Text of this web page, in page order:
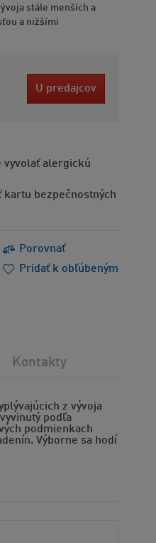
stále menších a
a nižšími
U predajcov
vyvolať alergickú
kartu bezpečnostných
Porovnať
Pridať k obľúbeným
z vývoja
podľa
podmienkach
Výborne sa hodí
Kontakty